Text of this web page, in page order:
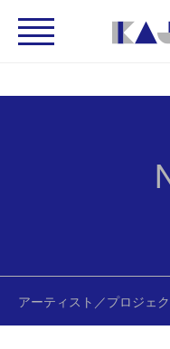
アーティスト／プロジェ